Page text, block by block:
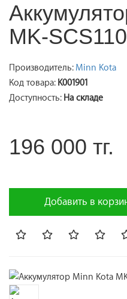
MK-SCS110
Производитель: Minn Kota
Код товара: K001901
Доступность: На складе
196 000 тг.
Добавить в